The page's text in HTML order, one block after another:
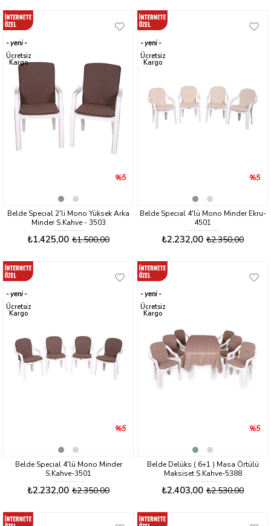
Belde Specıal 2'li Mono Yüksek Arka
Minder S.Kahve - 3503
₺1.425,00 ₺1.500,00
%5
yeni
ürün
Ücretsiz
Kargo
Belde Specıal 4'lü Mono Minder Ekru-
4501
₺2.232,00 ₺2.350,00
%5
yeni
ürün
Ücretsiz
Kargo
Belde Specıal 4'lü Mono Minder
S.Kahve-3501
₺2.232,00 ₺2.350,00
%5
yeni
ürün
Ücretsiz
Kargo
Belde Delüks ( 6+1 ) Masa Örtülü
Maksiset S.Kahve-5388
₺2.403,00 ₺2.530,00
%5
yeni
ürün
Ücretsiz
Kargo